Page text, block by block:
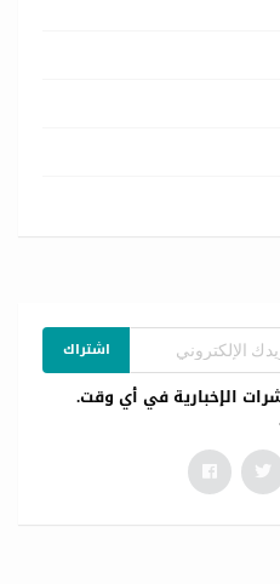
اشتراك
الإخبارية في أي وقت.